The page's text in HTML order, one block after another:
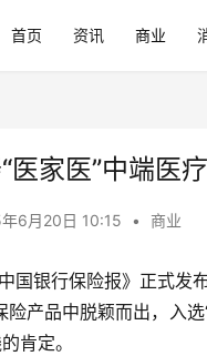
首页 资讯 商业
医家医”中端医
6月20日 10:15 • 商业
国银行保险报》正式发
险产品中脱颖而出，入
肯定。